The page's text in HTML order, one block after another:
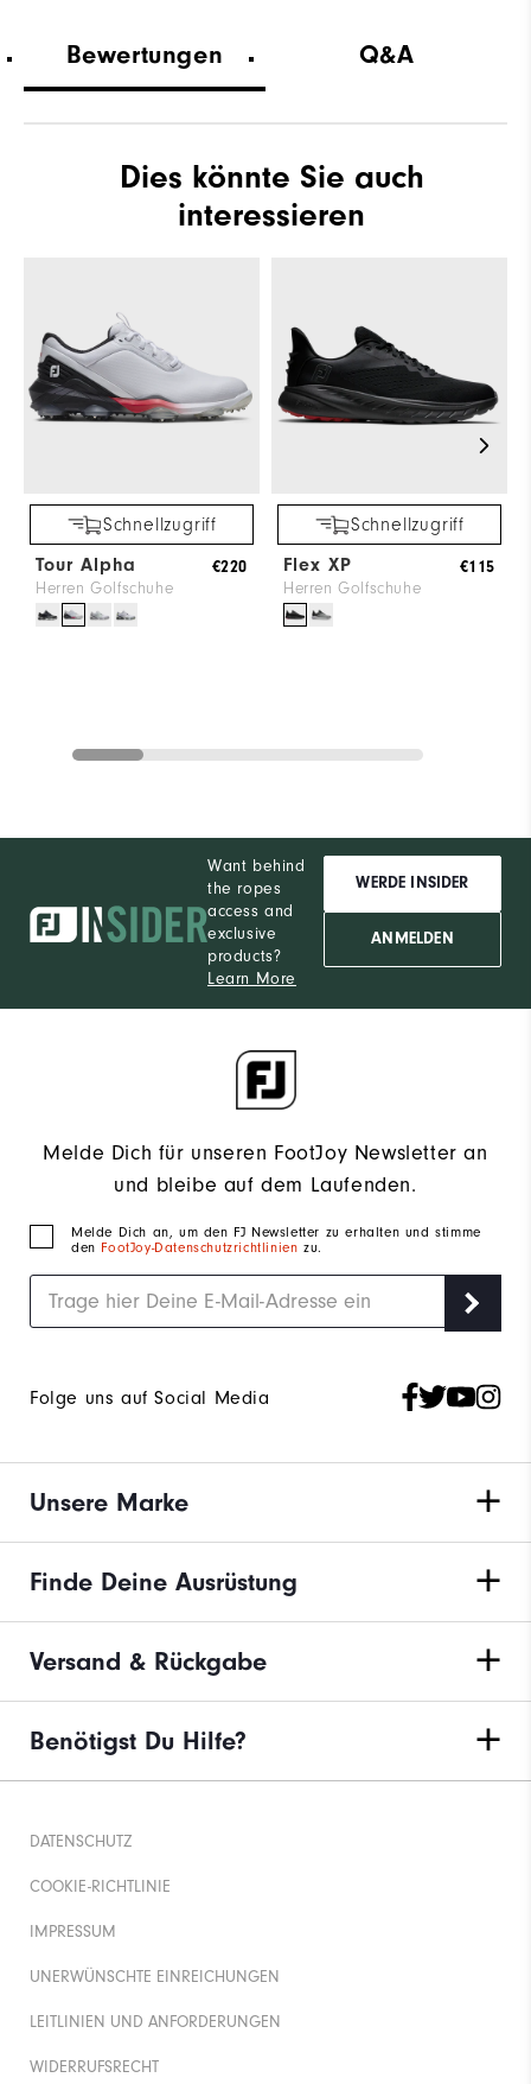
Bewertungen Q&A
Dies könnte Sie auch
interessieren
Schnellzugriff
Tour Alpha
Herren Golfschuhe
€220
Schnellzugriff
Flex XP
Herren Golfschuhe
€115
Want behind
the ropes
access and
exclusive
products?
Learn More
WERDE INSIDER
ANMELDEN
Melde Dich für unseren FootJoy Newsletter an
und bleibe auf dem Laufenden.
Melde Dich an, um den FJ Newsletter zu erhalten und stimme
den FootJoy-Datenschutzrichtlinienzu.
Folge uns auf Social Media
Unsere Marke
Finde Deine Ausrüstung
Versand & Rückgabe
Benötigst Du Hilfe?
DATENSCHUTZ
COOKIE-RICHTLINIE
IMPRESSUM
UNERWÜNSCHTE EINREICHUNGEN
LEITLINIEN UND ANFORDERUNGEN
WIDERRUFSRECHT